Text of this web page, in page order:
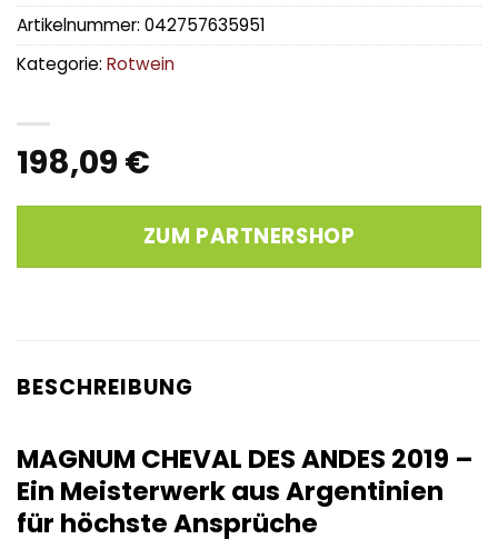
198,09 €
ZUM PARTNERSHOP
Artikelnummer: 042757635951
Kategorie: Rotwein
BESCHREIBUNG
MAGNUM CHEVAL DES ANDES 2019 –
Ein Meisterwerk aus Argentinien
für höchste Ansprüche